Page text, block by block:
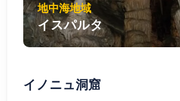
地中海地域
イスパルタ
イノニュ洞窟